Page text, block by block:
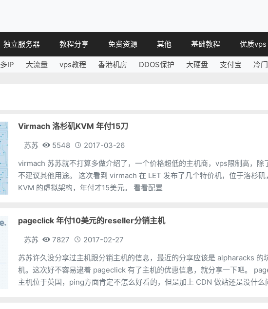
独立服务器 教程分享
VPS教程
免费资源
免费空间
其他
简讯
基础教程 优质vps
多IP 大流量 vps教程 香港机房 DDOS保护 大硬盘 支付宝 冷
Virmach 洛杉矶KVM 年付15刀
苏苏 5548
2017-03-26
virmach 苏苏就不打算多做介绍了，一个价格超低的主机商，vps限制高，除
不建议其他用途。 这次看到 virmach 在 LET 发布了几个特价机，位于洛杉矶，基于
KVM 的虚拟架构，年付才15美元。 看看配置
pageclick 年付10美元的reseller分销主机
苏苏 7827
2017-02-27
苏苏许久没分享过主机跟分销主机的信息，最近的分享应该是 alpharacks 的
机。这次好不容易逮着 pageclick 有了主机的优惠信息，就分享一下吧。 pageclick 的
主机位于英国，ping方面肯定不怎么好看的，但是加上 CDN 做站还是没什么